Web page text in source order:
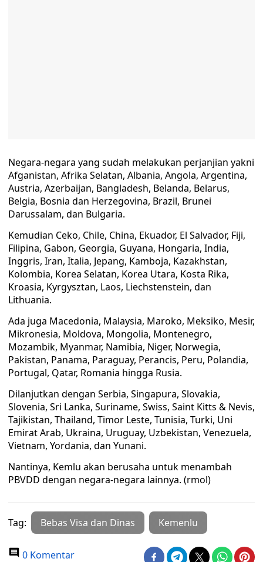
Negara-negara yang sudah melakukan perjanjian yakni
Afganistan, Afrika Selatan, Albania, Angola, Argentina,
Austria, Azerbaijan, Bangladesh, Belanda, Belarus,
Belgia, Bosnia dan Herzegovina, Brazil, Brunei
Darussalam, dan Bulgaria.
Kemudian Ceko, Chile, China, Ekuador, El Salvador, Fiji,
Filipina, Gabon, Georgia, Guyana, Hongaria, India,
Inggris, Iran, Italia, Jepang, Kamboja, Kazakhstan,
Kolombia, Korea Selatan, Korea Utara, Kosta Rika,
Kroasia, Kyrgysztan, Laos, Liechstenstein, dan
Lithuania.
Ada juga Macedonia, Malaysia, Maroko, Meksiko, Mesir,
Mikronesia, Moldova, Mongolia, Montenegro,
Mozambik, Myanmar, Namibia, Niger, Norwegia,
Pakistan, Panama, Paraguay, Perancis, Peru, Polandia,
Portugal, Qatar, Romania hingga Rusia.
Dilanjutkan dengan Serbia, Singapura, Slovakia,
Slovenia, Sri Lanka, Suriname, Swiss, Saint Kitts & Nevis,
Tajikistan, Thailand, Timor Leste, Tunisia, Turki, Uni
Emirat Arab, Ukraina, Uruguay, Uzbekistan, Venezuela,
Vietnam, Yordania, dan Yunani.
Nantinya, Kemlu akan berusaha untuk menambah
PBVDD dengan negara-negara lainnya. (rmol)
Tag: Bebas Visa dan Dinas Kemenlu
0 Komentar